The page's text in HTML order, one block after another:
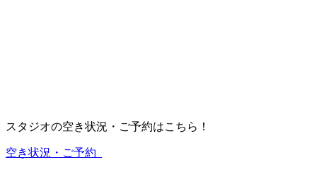
スタジオの空き状況・ご予約はこちら！
空き状況・ご予約